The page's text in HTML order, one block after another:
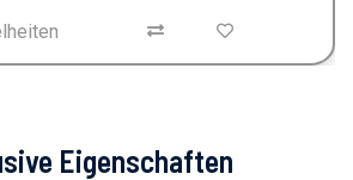
Einzelheiten
Eigenschaften